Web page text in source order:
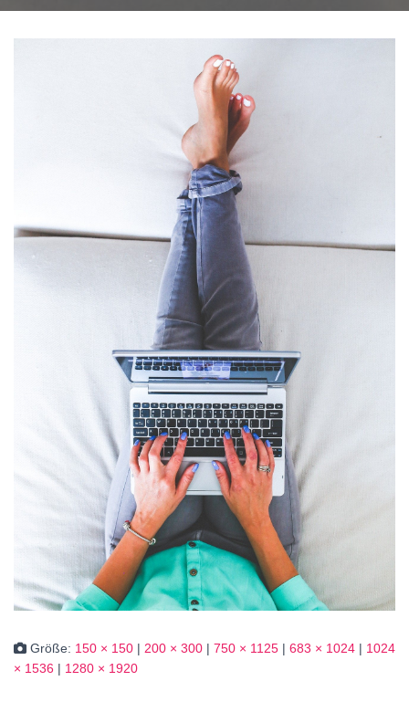
Größe: 150 × 150 | 200 × 300 | 750 × 1125 | 683 × 1024 | 1024
× 1536 | 1280 × 1920